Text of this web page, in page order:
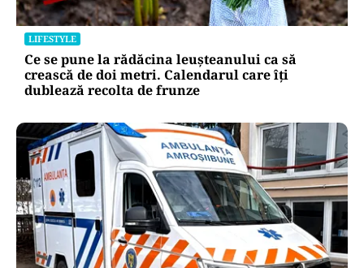
LIFESTYLE
Ce se pune la rădăcina leușteanului ca să
crească de doi metri. Calendarul care îți
dublează recolta de frunze